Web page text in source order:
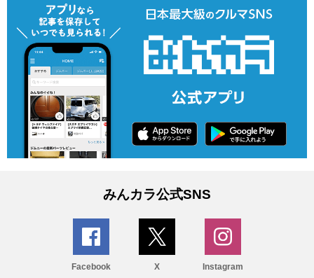
みんカラ公式SNS
Facebook X Instagram